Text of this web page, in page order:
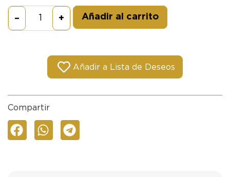
– + Añadir al carrito
Añadir a Lista de Deseos
Compartir